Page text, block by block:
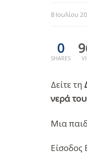
8 Ιουλίου
0
SHARES
Δείτε τη
νερά
Μια
Είσοδος